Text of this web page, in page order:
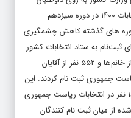
بسته شد. تعداد ثبت نام کنندگان انتخابات ۱۴۰۰ در دوره سیزدهم
های گذشته کاهش چشمگیری
تعداد ۵۹۲ نفر برای ثبت‌نام به ستاد انتخابات کشور
مراجعه کردند که از این تعداد، ۴۰ نفر از خانم‌ها و ۵۵۲ نفر از آقایان
ریاست ‌جمهوری ثبت ‌نام کردند. این
در حالی است که در دوره گذشته ۱۶۰۰ نفر در انتخابات ریاست جمهوری
از میان ثبت نام کنندگان